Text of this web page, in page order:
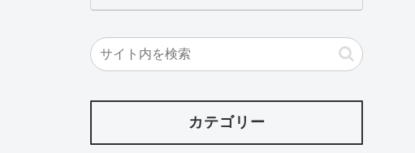
カテゴリー